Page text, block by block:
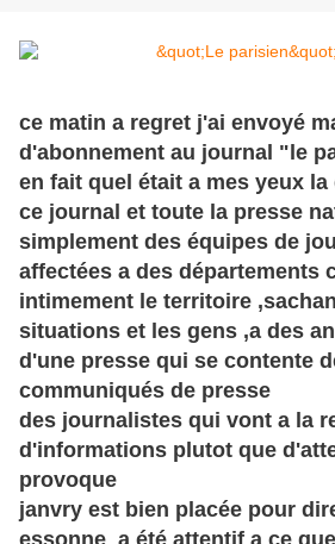
ce matin a regret j'ai envoyé
d'abonnement au journal "le
en fait quel était a mes yeux
ce journal et toute la presse
simplement des équipes de
affectées a des départements
intimement le territoire
situations et les gens ,a des
d'une presse qui se contente
communiqués de presse
des journalistes qui vont a la
d'informations plutot que
provoque
janvry est bien placée pour